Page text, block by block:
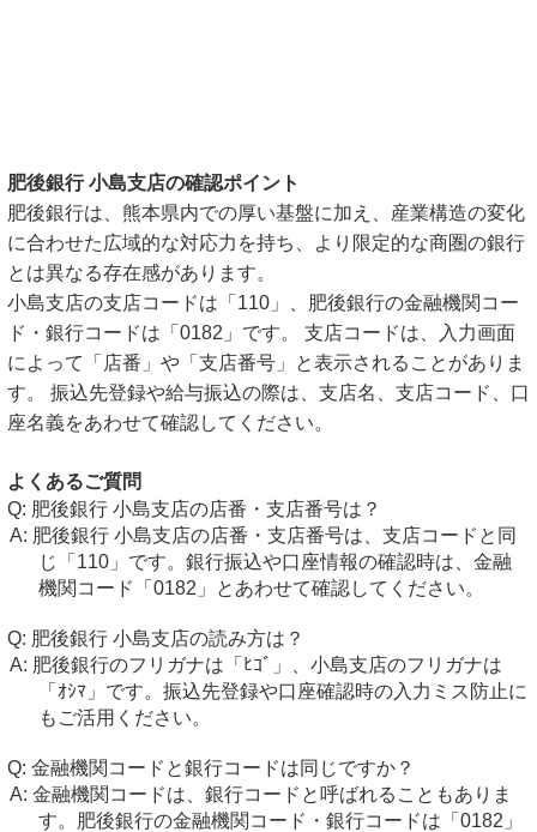
肥後銀行 小島支店の確認ポイント
肥後銀行は、熊本県内での厚い基盤に加え、産業構造の変化
に合わせた広域的な対応力を持ち、より限定的な商圏の銀行
とは異なる存在感があります。
小島支店の支店コードは「110」、肥後銀行の金融機関コー
ド・銀行コードは「0182」です。 支店コードは、入力画面
によって「店番」や「支店番号」と表示されることがありま
す。 振込先登録や給与振込の際は、支店名、支店コード、口
座名義をあわせて確認してください。
よくあるご質問
肥後銀行 小島支店の店番・支店番号は？
肥後銀行 小島支店の店番・支店番号は、支店コードと同
じ「110」です。銀行振込や口座情報の確認時は、金融
機関コード「0182」とあわせて確認してください。
肥後銀行 小島支店の読み方は？
肥後銀行のフリガナは「ﾋｺﾞ」、小島支店のフリガナは
「ｵｼﾏ」です。振込先登録や口座確認時の入力ミス防止に
もご活用ください。
金融機関コードと銀行コードは同じですか？
金融機関コードは、銀行コードと呼ばれることもありま
す。肥後銀行の金融機関コード・銀行コードは「0182」